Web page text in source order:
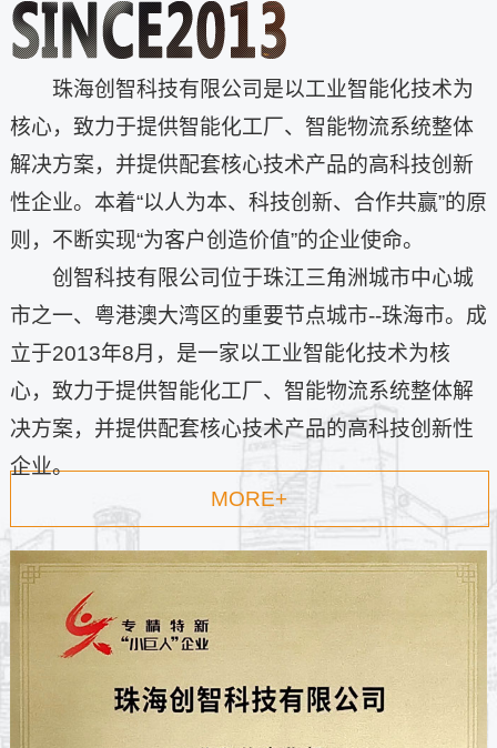
珠海创智科技有限公司是以工业智能化技术为
核心，致力于提供智能化工厂、智能物流系统整体
解决方案，并提供配套核心技术产品的高科技创新
性企业。本着“以人为本、科技创新、合作共赢”的原
则，不断实现“为客户创造价值”的企业使命。
创智科技有限公司位于珠江三角洲城市中心城
市之一、粤港澳大湾区的重要节点城市--珠海市。成
立于2013年8月，是一家以工业智能化技术为核
心，致力于提供智能化工厂、智能物流系统整体解
决方案，并提供配套核心技术产品的高科技创新性
企业。
MORE+